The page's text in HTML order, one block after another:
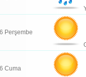
Perşembe
Cuma